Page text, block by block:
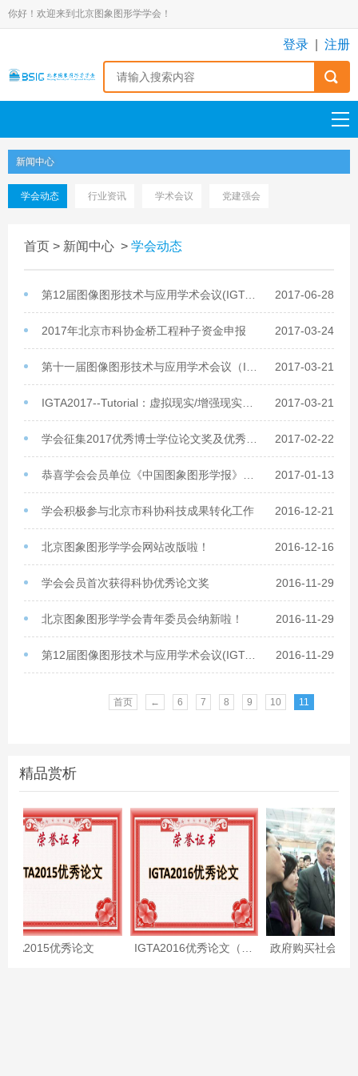
你好！欢迎来到北京图象图形学学会！
登录 注册
新闻中心
学会动态 行业资讯 学术会议 党建强会
首页 > 新闻中心 > 学会动态
第12届图像图形技术与应用学术会议(IGTA2017)日程 2017-06-28
2017年北京市科协金桥工程种子资金申报 2017-03-24
2017-03-21
2017-03-21
2017-02-22
2017-01-13
学会积极参与北京市科协科技成果转化工作 2016-12-21
北京图象图形学学会网站改版啦！ 2016-12-16
学会会员首次获得科协优秀论文奖 2016-11-29
北京图象图形学学会青年委员会纳新啦！ 2016-11-29
第12届图像图形技术与应用学术会议(IGTA2017)征文通知 2016-11-29
首页 ← 6 7 8 9 10 11
精品赏析
优秀论文 IGTA2016优秀论文（附全文）